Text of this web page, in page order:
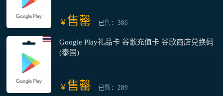
￥ 售罄 已售：386
Google Play礼品卡 谷歌充值卡 谷歌商店兑换码
(泰国)
￥ 售罄 已售：289